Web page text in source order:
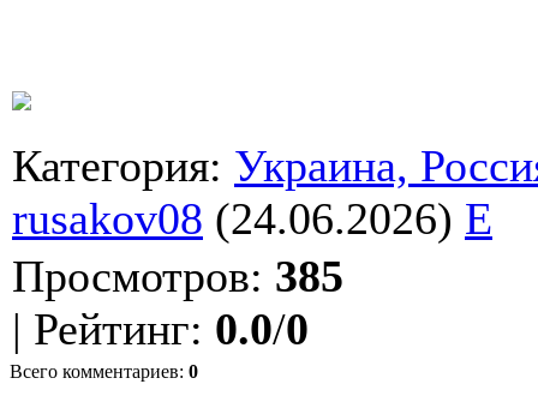
Категория: Украина,
rusakov08 (24.06.2026) E
Просмотров: 385
| Рейтинг: 0.0/0
Всего комментариев: 0